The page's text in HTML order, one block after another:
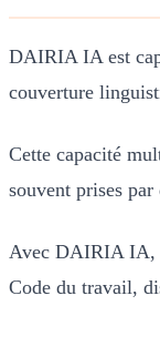
DAIRIA IA est
couverture
Cette capacité
souvent prises
Avec DAIRIA IA,
Code du travail,